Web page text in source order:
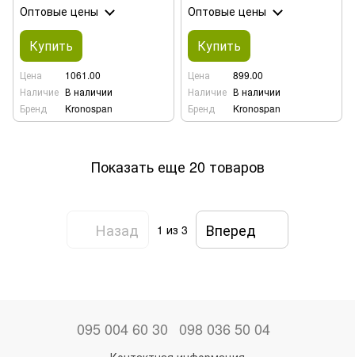
Оптовые цены
Купить
Цена
1061.00
Наличие В наличии
Бренд
Kronospan
Оптовые цены
Купить
Цена
899.00
Наличие В наличии
Бренд
Kronospan
Показать еще 20 товаров
Назад 1 из 3 Вперед
095 004 60 30 098 036 50 04